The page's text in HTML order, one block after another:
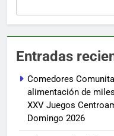
Entradas
Comedores
alimentación de
XXV Juegos
Domingo 2026